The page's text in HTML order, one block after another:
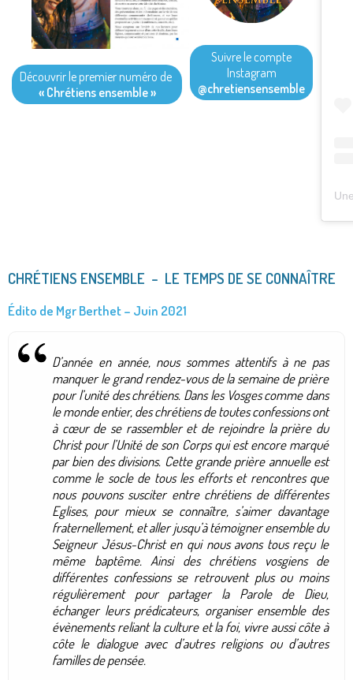
Découvrir le premier numéro de
« Chrétiens ensemble »
Suivre le compte
Instagram
@chretiensensemble
CHRÉTIENS ENSEMBLE – LE TEMPS DE SE CONNAÎTRE
Édito de Mgr Berthet– Juin 2021
D’année en année, nous sommes attentifs à ne pas
manquer le grand rendez-vous de la semaine de prière
pour l’unité des chrétiens. Dans les Vosges comme dans
le monde entier, des chrétiens de toutes confessions ont
à cœur de se rassembler et de rejoindre la prière du
Christ pour l’Unité de son Corps qui est encore marqué
par bien des divisions. Cette grande prière annuelle est
comme le socle de tous les efforts et rencontres que
nous pouvons susciter entre chrétiens de différentes
Eglises, pour mieux se connaître, s’aimer davantage
fraternellement, et aller jusqu’à témoigner ensemble du
Seigneur Jésus-Christ en qui nous avons tous reçu le
même baptême. Ainsi des chrétiens vosgiens de
différentes confessions se retrouvent plus ou moins
régulièrement pour partager la Parole de Dieu,
échanger leurs prédicateurs, organiser ensemble des
évènements reliant la culture et la foi, vivre aussi côte à
côte le dialogue avec d’autres religions ou d’autres
familles de pensée.